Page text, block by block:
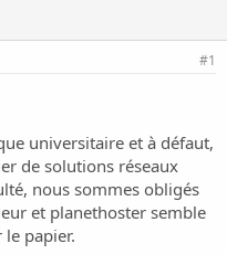
#1
universitaire et à défaut,
de solutions réseaux
nous sommes obligés
et planethoster semble
papier.